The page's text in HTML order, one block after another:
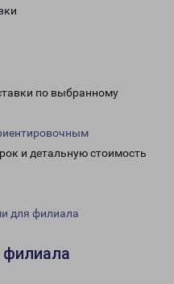
по выбранному
и детальную стоимость
для филиала